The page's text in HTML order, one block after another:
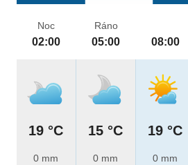
Noc
02:00
19 °C
0 mm
Ráno
05:00
15 °C
0 mm
08:00
19 °C
0 mm